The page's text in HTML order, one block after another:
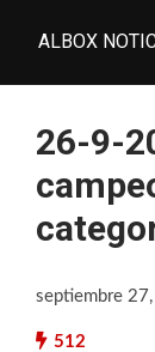
ALBOX
26-9-
septiembre
512